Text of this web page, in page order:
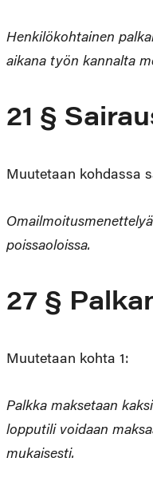
Henkilökohtainen
aikana työn kannalta
21 §
Muutetaan kohdassa
poissaoloissa.
27 §
Muutetaan kohta 1:
Palkka maksetaan
lopputili voidaan
mukaisesti.